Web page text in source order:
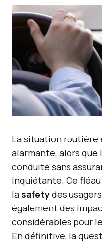
La situation routière
alarmante, alors que
conduite sans
inquiétante. Ce
la safetydes
également des
considérables pour
En définitive, la